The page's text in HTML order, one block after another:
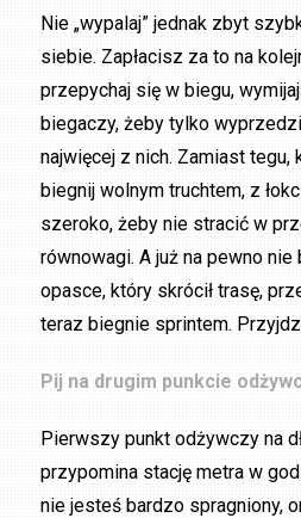
Nie „wypalaj” jednak zbyt
siebie. Zapłacisz za to na
przepychaj się w biegu,
biegaczy, żeby tylko
najwięcej z nich. Zamiast tegu,
biegnij wolnym truchtem, z
szeroko, żeby nie stracić w
równowagi. A już na pewno
opasce, który skrócił trasę,
teraz biegnie sprintem.
Pij na drugim punkcie
Pierwszy punkt odżywczy na
przypomina stację metra w
nie jesteś bardzo spragniony,